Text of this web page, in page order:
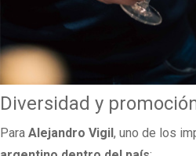
Diversidad y
ParaAlejandro Vigil, uno de los